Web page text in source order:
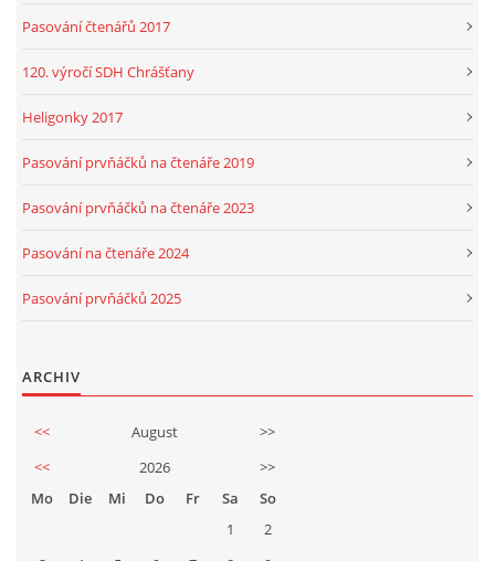
Pasování čtenářů 2017
120. výročí SDH Chrášťany
Heligonky 2017
Pasování prvňáčků na čtenáře 2019
Pasování prvňáčků na čtenáře 2023
Pasování na čtenáře 2024
Pasování prvňáčků 2025
ARCHIV
<< August
>>
<<
2026
>>
Mo
Die Mi Do Fr Sa
So
1
2